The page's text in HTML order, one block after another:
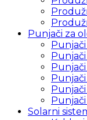
Punjači za
Punjači
Punjači
Punjači
Punjači
Punjači
Punjači
Solarni